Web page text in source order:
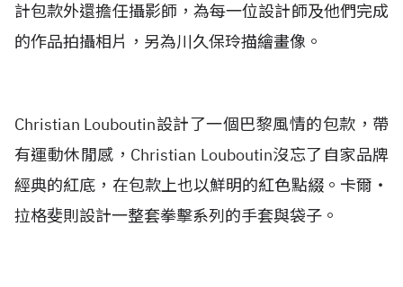
計包款外還擔任攝影師，為每一位設計師及他們完成
的作品拍攝相片，另為川久保玲描繪畫像。
Christian Louboutin設計了一個巴黎風情的包款，帶
有運動休閒感，Christian Louboutin沒忘了自家品牌
經典的紅底，在包款上也以鮮明的紅色點綴。卡爾‧
拉格斐則設計一整套拳擊系列的手套與袋子。